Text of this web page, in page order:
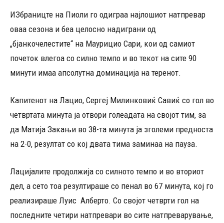
ИЗбраницте на Пиоли го одиграа најлошиот натпревар
оваа сезона и беа целосно надиграни од
„бјанкочелестите“ на Маурицио Сари, кои од самиот
почеток влегоа со силно темпо и во текот на сите 90
минути имаа апсолутна доминација на теренот.
Капитенот на Лацио, Сергеј Милинковиќ Савиќ со гол во
четвртата минута ја отвори голеадата на својот тим, за
да Матија Закањи во 38-та минута ја зголеми предноста
на 2-0, резултат со кој двата тима заминаа на пауза.
Лацијалите продолжија со силното темпо и во вториот
дел, а сето тоа резултираше со пенал во 67 минута, кој го
реализираше Луис Алберто. Со својот четврти гол на
последните четири натпревари во сите натпреварување,